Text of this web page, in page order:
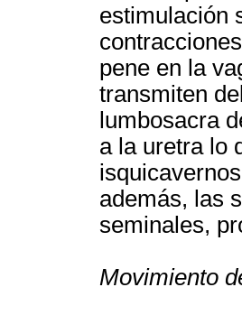
estimulación
pene en la
transmiten
lumbosacra
a la uretra lo
además, las
seminales,
Movimiento